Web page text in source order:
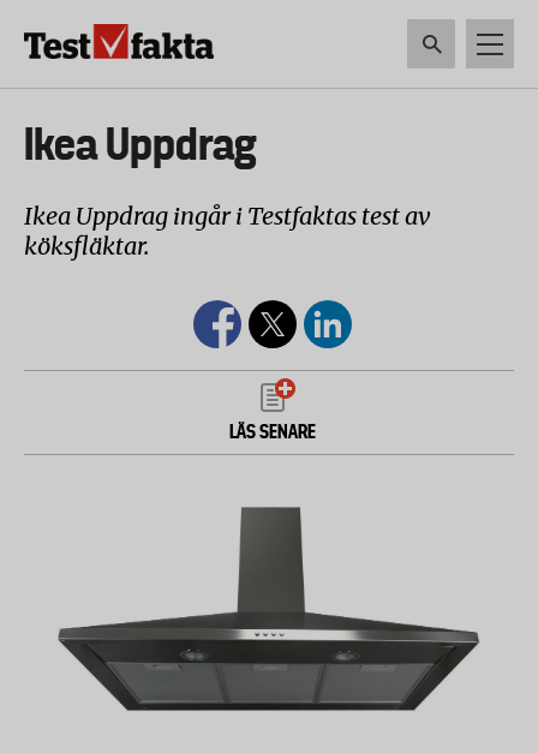
Huvudmeny
ny
Ikea Uppdrag
Ikea Uppdrag ingår i Testfaktas test av
köksfläktar.
LÄS SENARE